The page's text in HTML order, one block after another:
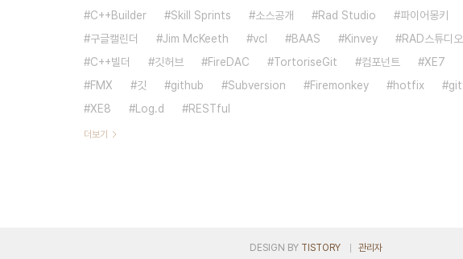
C++Builder
Skill Sprints 소스공개 Rad Studio 파이어몽키
구글캘린더
Jim McKeeth vcl BAAS Kinvey RAD스튜디오
C++빌더
깃허브 FireDAC TortoriseGit 컴포넌트 XE7
FMX
깃 github Subversion Firemonkey hotfix git
XE8
Log.d RESTful
더보기
DESIGN BY TISTORY 관리자